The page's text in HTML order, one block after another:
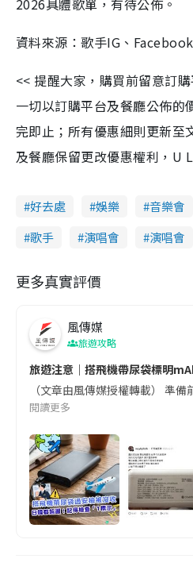
2026具體歌單，有待公佈。
資料來源：歌手IG、Facebook
<< 提醒大家，購買前留意訂
一切以訂購平台及餐廳公佈的
完即止；所有優惠細則更新至
及餐廳保留更改優惠權利，U
好去處 娛樂 音樂會
歌手
演唱會 演唱會
更多真實評價
風傳媒
旅遊攻略
旅遊注意｜搭飛機帶尿袋標明
（文章由風傳媒授權轉載） 準
閱讀更多